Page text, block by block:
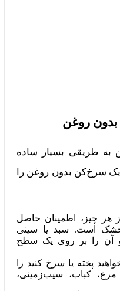
روغن
به طریقی بسیار ساده
یک سرخ‌کن بدون روغن را
هر چیز، اطمینان حاصل
خشک است. سبد یا سینی
و آن را بر روی یک سطح
پخته یا سرخ کنید را
مرغ، کباب، سیب‌زمینی،